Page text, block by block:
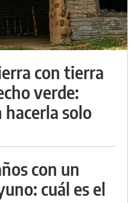
con tierra
verde:
solo
con un
cuál es el